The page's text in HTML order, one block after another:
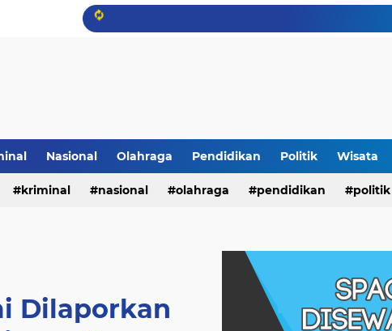
Nasional Olahraga Pendidikan Politik Wisata
kriminal nasional olahraga pendidikan politik
Dilaporkan